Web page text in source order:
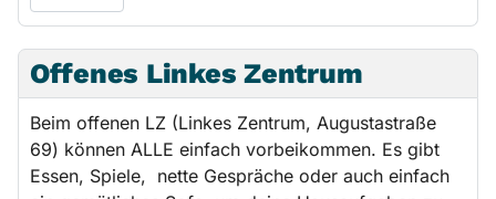
Offenes Linkes Zentrum
Beim offenen LZ (Linkes Zentrum, Augustastraße
69) können ALLE einfach vorbeikommen. Es gibt
Essen, Spiele, nette Gespräche oder auch einfach